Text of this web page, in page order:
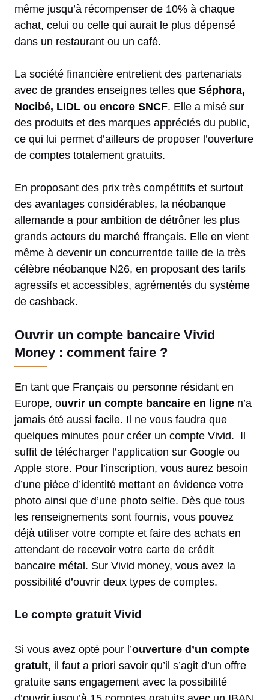
même jusqu’à récompenser de 10% à chaque
achat, celui ou celle qui aurait le plus dépensé
dans un restaurant ou un café.
La société financière entretient des partenariats
avec de grandes enseignes telles que Séphora,
Nocibé, LIDL ou encore SNCF. Elle a misé sur
des produits et des marques appréciés du public,
ce qui lui permet d’ailleurs de proposer l’ouverture
de comptes totalement gratuits.
En proposant des prix très compétitifs et surtout
des avantages considérables, la néobanque
allemande a pour ambition de détrôner les plus
grands acteurs du marché ffrançais. Elle en vient
même à devenir un concurrentde taille de la très
célèbre néobanque N26, en proposant des tarifs
agressifs et accessibles, agrémentés du système
de cashback.
Ouvrir un compte bancaire Vivid
Money : comment faire ?
En tant que Français ou personne résidant en
Europe, ouvrir un compte bancaire en ligne n’a
jamais été aussi facile. Il ne vous faudra que
quelques minutes pour créer un compte Vivid. Il
suffit de télécharger l’application sur Google ou
Apple store. Pour l’inscription, vous aurez besoin
d’une pièce d’identité mettant en évidence votre
photo ainsi que d’une photo selfie. Dès que tous
les renseignements sont fournis, vous pouvez
déjà utiliser votre compte et faire des achats en
attendant de recevoir votre carte de crédit
bancaire métal. Sur Vivid money, vous avez la
possibilité d’ouvrir deux types de comptes.
Le compte gratuit Vivid
Si vous avez opté pour l’ouverture d’un compte
gratuit, il faut a priori savoir qu’il s’agit d’un offre
gratuite sans engagement avec la possibilité